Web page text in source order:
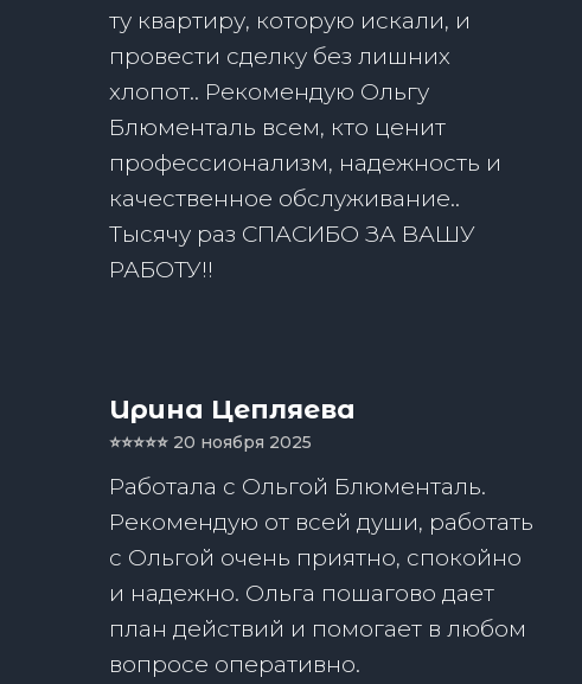
ту квартиру, которую искали, и
провести сделку без лишних
хлопот.. Рекомендую Ольгу
Блюменталь всем, кто ценит
профессионализм, надежность и
качественное обслуживание..
Тысячу раз СПАСИБО ЗА ВАШУ
РАБОТУ!!
Ирина Цепляева
⭐️⭐️⭐️⭐️⭐️ 20 ноября 2025
Работала с Ольгой Блюменталь.
Рекомендую от всей души, работать
с Ольгой очень приятно, спокойно
и надежно. Ольга пошагово дает
план действий и помогает в любом
вопросе оперативно.